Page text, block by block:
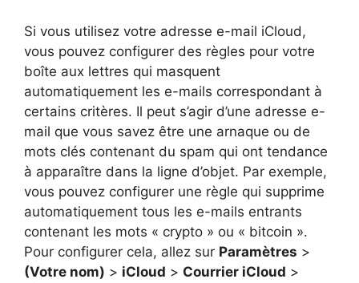
Si vous utilisez votre adresse e-mail iCloud,
vous pouvez configurer des règles pour votre
boîte aux lettres qui masquent
automatiquement les e-mails correspondant à
certains critères. Il peut s’agir d’une adresse e-
mail que vous savez être une arnaque ou de
mots clés contenant du spam qui ont tendance
à apparaître dans la ligne d’objet. Par exemple,
vous pouvez configurer une règle qui supprime
automatiquement tous les e-mails entrants
contenant les mots « crypto » ou « bitcoin ».
Pour configurer cela, allez sur Paramètres >
(Votre nom) > iCloud > Courrier iCloud >